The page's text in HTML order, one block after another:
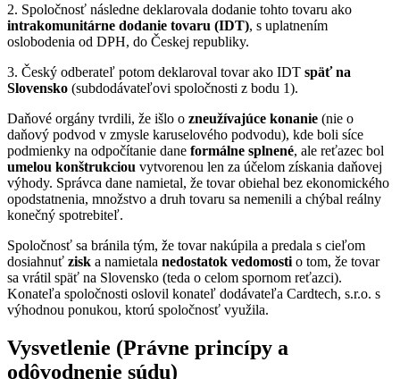
2. Spoločnosť následne deklarovala dodanie tohto tovaru ako
intrakomunitárne dodanie tovaru (IDT), s uplatnením
oslobodenia od DPH, do Českej republiky.
3. Český odberateľ potom deklaroval tovar ako IDT späť na
Slovensko (subdodávateľovi spoločnosti z bodu 1).
Daňové orgány tvrdili, že išlo o zneužívajúce konanie (nie o
daňový podvod v zmysle karuselového podvodu), kde boli síce
podmienky na odpočítanie dane formálne splnené, ale reťazec bol
umelou konštrukciou vytvorenou len za účelom získania daňovej
výhody. Správca dane namietal, že tovar obiehal bez ekonomického
opodstatnenia, množstvo a druh tovaru sa nemenili a chýbal reálny
konečný spotrebiteľ.
Spoločnosť sa bránila tým, že tovar nakúpila a predala s cieľom
dosiahnuť zisk a namietala nedostatok vedomosti o tom, že tovar
sa vrátil späť na Slovensko (teda o celom spornom reťazci).
Konateľa spoločnosti oslovil konateľ dodávateľa Cardtech, s.r.o. s
výhodnou ponukou, ktorú spoločnosť využila.
Vysvetlenie (Právne princípy a
odôvodnenie súdu)